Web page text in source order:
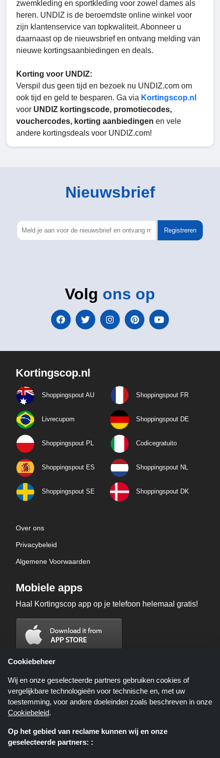
zwemkleding en sportkleding voor zowel dames als
heren. UNDIZ is de beroemdste online winkel voor
zijn klantenservice van topkwaliteit. Abonneer u
daarnaast op de nieuwsbrief en ontvang melding van
nieuwe kortingsaanbiedingen en deals.
Korting voor UNDIZ:
Verspil dus geen tijd en bezoek nu UNDIZ.com om
ook tijd en geld te besparen. Ga via Kortingscop.nl
voor UNDIZ kortingscode, promotiecodes,
vouchercodes, korting aanbiedingen en vele
andere kortingsdeals voor UNDIZ.com!
Nieuwsbrief
Registreren
Volg ons op
Kortingscop.nl
Shoppingspout AU Shoppingspout FR
Livrecupom Shoppingspout DE
Shoppingspout PL Codicegratuito
Shoppingspout ES Shoppingspout NL
Shoppingspout SE Shoppingspout DK
Over ons
Privacybeleid
Algemene Voorwaarden
Mobiele apps
Haal Kortingscop app op je telefoon helemaal gratis!
Kortingscop.nl is een website die u deals, kortingen en kortingscodes biedt;
Cookiebeheer
Wij en onze geselecteerde partners gebruiken cookies of
vergelijkbare technologieën voor technische en, met uw
toestemming, voor andere doeleinden zoals beschreven in onze
Cookiebeleid.
Op het gebied van reclame kunnen wij en onze
geselecteerde partners: :